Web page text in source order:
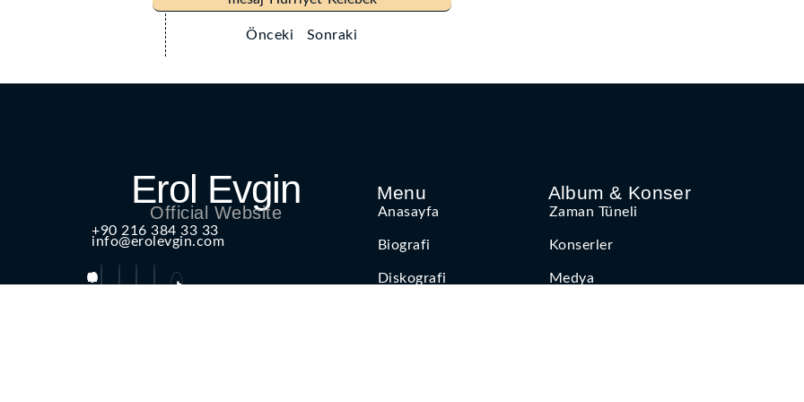
Önceki Sonraki
Erol Evgin
Official Website
+90 216 384 33 33
info@erolevgin.com
Menu
Anasayfa
Biografi
Diskografi
Album & Konser
Zaman Tüneli
Konserler
Medya